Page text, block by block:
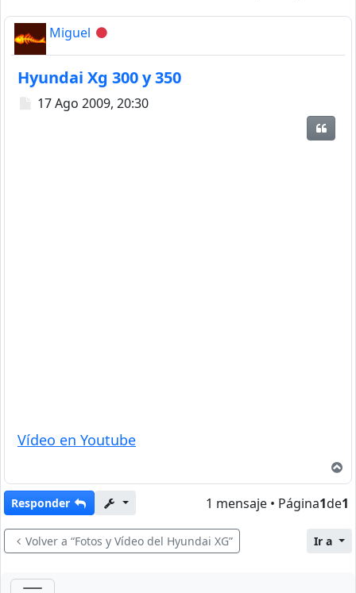
Miguel Desconectado
Hyundai Xg 300 y 350
Mensaje
17 Ago 2009, 20:30
Vídeo en Youtube
Responder 1 mensaje • Página1de1
Volver a “Fotos y Vídeo del Hyundai XG” Ir a